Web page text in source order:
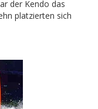
der Kendo das
platzierten sich